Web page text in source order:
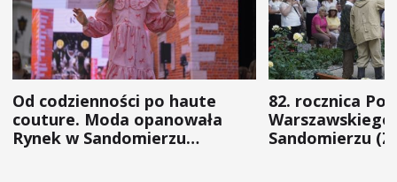
Od codzienności po haute
couture. Moda opanowała
Rynek w Sandomierzu
82. rocznica
Warszawskiego
Sandomierzu